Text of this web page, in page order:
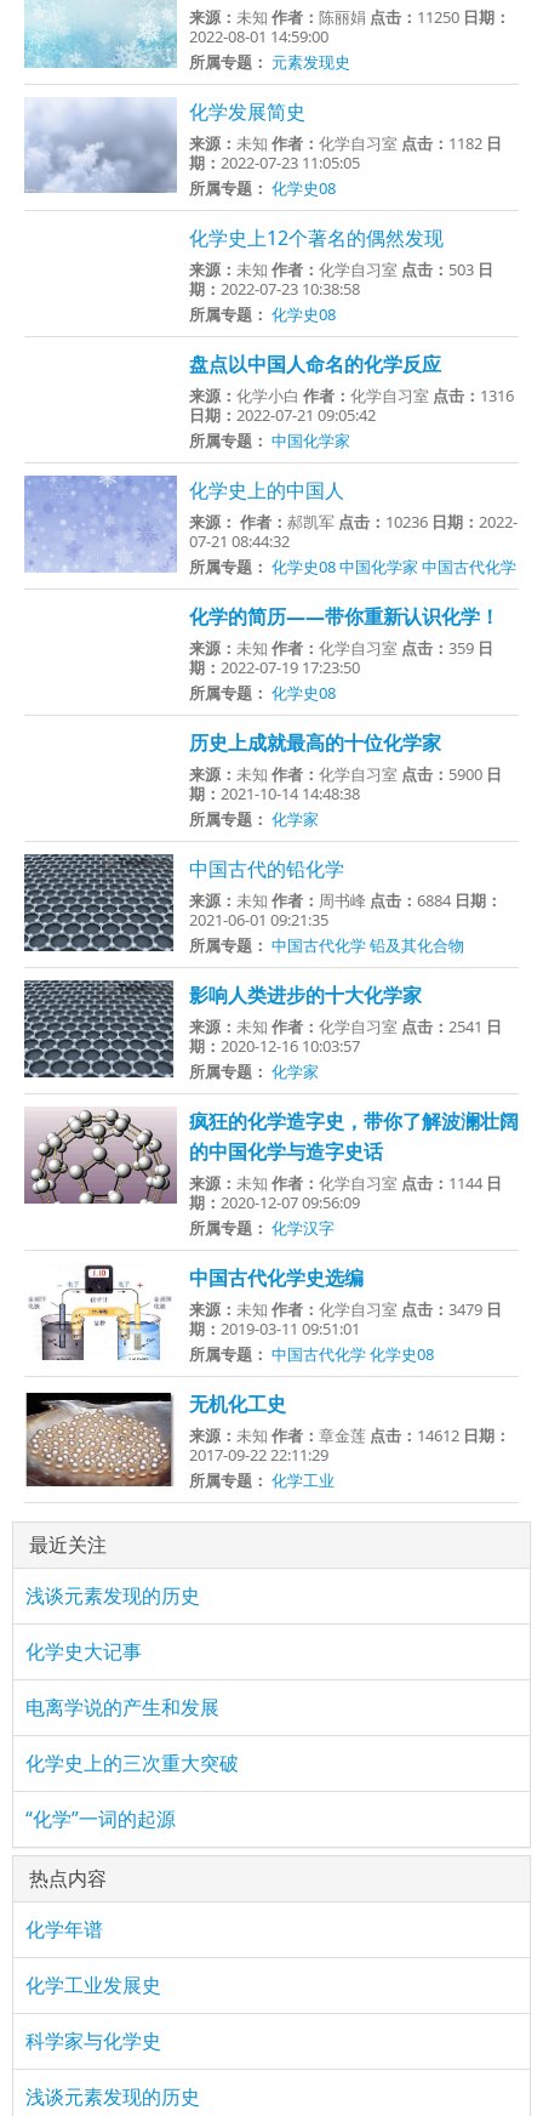
来源：未知作者：陈丽娟 点击： 11250 日期：
2022-08-01 14:59:00
所属专题： 元素发现史
化学发展简史
来源：未知作者：化学自习室 点击： 1182 日
期：2022-07-23 11:05:05
所属专题： 化学史08
化学史上12个著名的偶然发现
来源：未知作者：化学自习室 点击： 503 日
期：2022-07-23 10:38:58
所属专题： 化学史08
盘点以中国人命名的化学反应
来源：化学小白作者：化学自习室 点击： 1316
日期：2022-07-21 09:05:42
所属专题： 中国化学家
化学史上的中国人
来源： 作者：郝凯军 点击： 10236 日期：2022-
07-21 08:44:32
所属专题： 化学史08中国化学家 中国古代化学
化学的简历——带你重新认识化学！
来源：未知作者：化学自习室 点击：359 日
期：2022-07-19 17:23:50
所属专题： 化学史08
历史上成就最高的十位化学家
来源：未知作者：化学自习室 点击： 5900 日
期：2021-10-14 14:48:38
所属专题： 化学家
中国古代的铅化学
来源：未知作者： 周书峰 点击：6884 日期：
2021-06-01 09:21:35
所属专题： 中国古代化学铅及其化合物
影响人类进步的十大化学家
来源：未知作者：化学自习室 点击：2541 日
期：2020-12-16 10:03:57
所属专题： 化学家
疯狂的化学造字史，带你了解波澜壮阔
的中国化学与造字史话
来源：未知作者：化学自习室 点击： 1144 日
期：2020-12-07 09:56:09
所属专题： 化学汉字
中国古代化学史选编
来源：未知作者：化学自习室 点击：3479 日
期：2019-03-11 09:51:01
所属专题： 中国古代化学化学史08
无机化工史
来源：未知作者：章金莲 点击： 14612 日期：
2017-09-22 22:11:29
所属专题： 化学工业
最近关注
浅谈元素发现的历史
化学史大记事
电离学说的产生和发展
化学史上的三次重大突破
“化学”一词的起源
热点内容
化学年谱
化学工业发展史
科学家与化学史
浅谈元素发现的历史